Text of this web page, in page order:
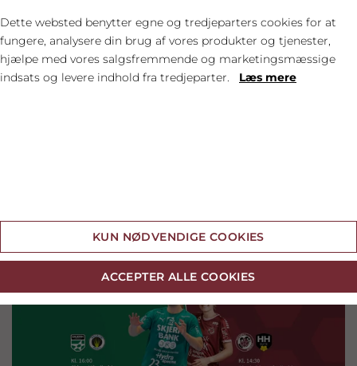
Dette websted benytter egne og tredjeparters cookies for at
fungere, analysere din brug af vores produkter og tjenester,
hjælpe med vores salgsfremmende og marketingsmæssige
indsats og levere indhold fra tredjeparter. Læs mere
KUN NØDVENDIGE COOKIES
ACCEPTER ALLE COOKIES